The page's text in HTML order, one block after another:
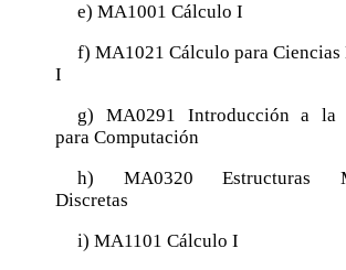
e) MA1001 Cálculo I
f) MA1021 Cálculo para Ciencias
I
g) MA0291 Introducción a la
para Computación
h) MA0320 Estructuras
Discretas
i) MA1101 Cálculo I